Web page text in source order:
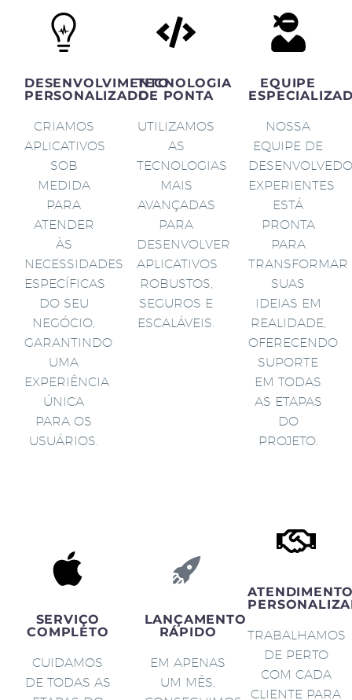
DESENVOLVIMENTO
PERSONALIZADO
CRIAMOS
APLICATIVOS
SOB
MEDIDA
PARA
ATENDER
ÀS
NECESSIDADES
ESPECÍFICAS
DO SEU
NEGÓCIO,
GARANTINDO
UMA
EXPERIÊNCIA
ÚNICA
PARA OS
USUÁRIOS.
TECNOLOGIA
DE PONTA
UTILIZAMOS
AS
TECNOLOGIAS
MAIS
AVANÇADAS
PARA
DESENVOLVER
APLICATIVOS
ROBUSTOS,
SEGUROS E
ESCALÁVEIS.
EQUIPE
NOSSA
EQUIPE DE
EXPERIENTES
ESTÁ
PRONTA
PARA
TRANSFORMAR
SUAS
IDEIAS EM
REALIDADE,
OFERECENDO
SUPORTE
EM TODAS
AS ETAPAS
DO
PROJETO.
SERVIÇO
COMPLETO
CUIDAMOS
DE TODAS AS
LANÇAMENTO
RÁPIDO
EM APENAS
UM MÊS,
TRABALHAMOS
DE PERTO
COM CADA
CLIENTE PARA